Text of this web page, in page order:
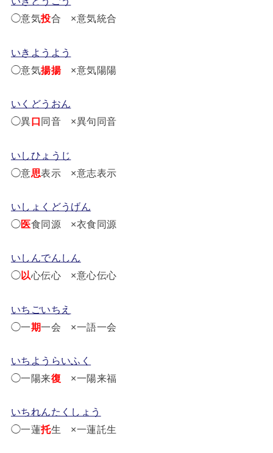
◯意気投合 ×意気統合
いきようよう
◯意気揚揚×意気陽陽
いくどうおん
◯異口同音 ×異句同音
いしひょうじ
◯意思表示 ×意志表示
いしょくどうげん
◯医食同源 ×衣食同源
いしんでんしん
◯以心伝心 ×意心伝心
いちごいちえ
◯一期一会 ×一語一会
いちようらいふく
◯一陽来復 ×一陽来福
いちれんたくしょう
◯一蓮托生 ×一蓮託生